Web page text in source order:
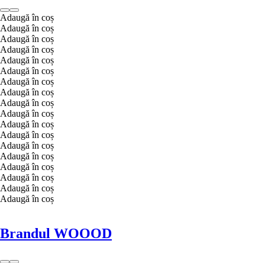
Adaugă în coș
Adaugă în coș
Adaugă în coș
Adaugă în coș
Adaugă în coș
Adaugă în coș
Adaugă în coș
Adaugă în coș
Adaugă în coș
Adaugă în coș
Adaugă în coș
Adaugă în coș
Adaugă în coș
Adaugă în coș
Adaugă în coș
Adaugă în coș
Adaugă în coș
Adaugă în coș
Brandul WOOOD